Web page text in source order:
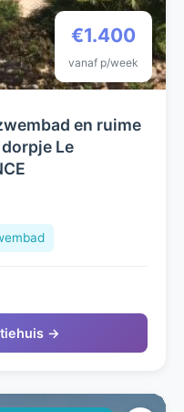
€1.400
vanaf p/week
en ruime
Le
→